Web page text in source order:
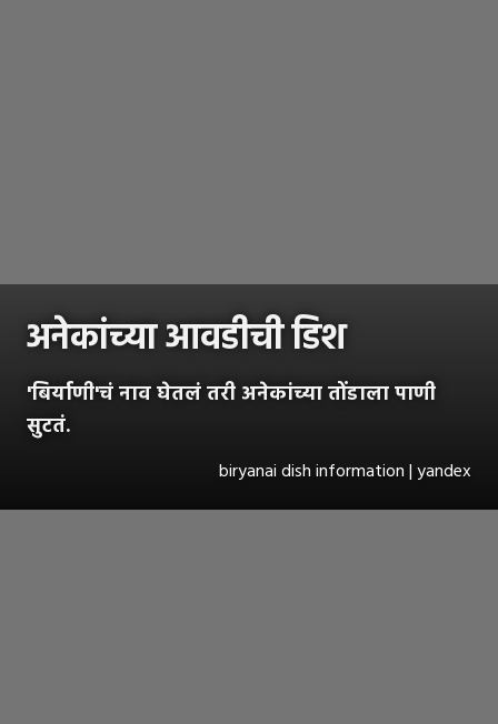
अनेकांच्या आवडीची डिश
'बिर्याणी'चं नाव घेतलं तरी अनेकांच्या तोंडाला पाणी
सुटतं.
biryanai dish information | yandex